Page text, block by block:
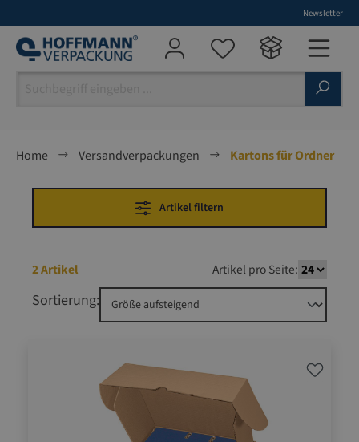
Newsletter
Home Versandverpackungen Kartons für Ordner
Artikel filtern
2 Artikel Artikel pro Seite:
Sortierung: